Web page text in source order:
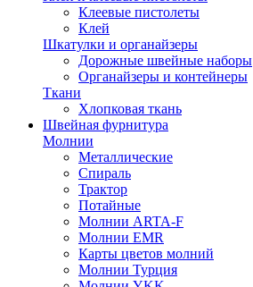
Клеевые пистолеты
Клей
Шкатулки и органайзеры
Дорожные швейные наборы
Органайзеры и контейнеры
Ткани
Хлопковая ткань
Швейная фурнитура
Молнии
Металлические
Спираль
Трактор
Потайные
Молнии ARTA-F
Молнии EMR
Карты цветов молний
Молнии Турция